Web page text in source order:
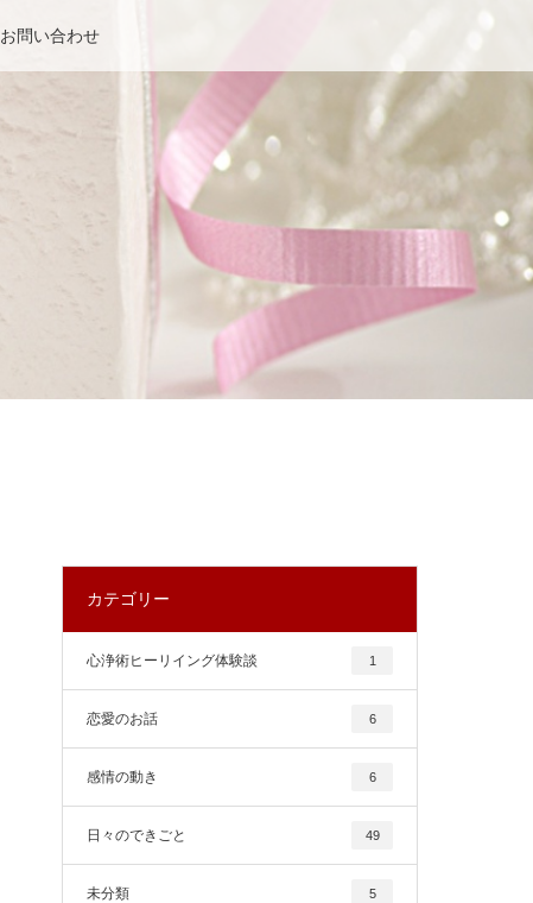
お問い合わせ
カテゴリー
心浄術ヒーリイング体験談 1
恋愛のお話 6
感情の動き 6
日々のできごと 49
未分類 5